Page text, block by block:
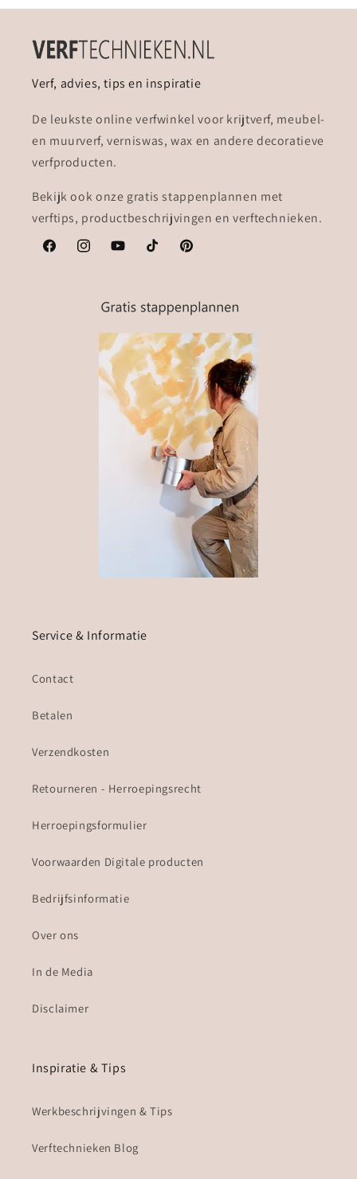
Verf, advies, tips en inspiratie
De leukste online verfwinkel voor krijtverf, meubel-
en muurverf, verniswas, wax en andere decoratieve
verfproducten.
Bekijk ook onze gratis stappenplannen met
verftips, productbeschrijvingen en verftechnieken.
FacebookInstagramYouTubeTikTok Pinterest
Service & Informatie
Contact
Betalen
Verzendkosten
Retourneren - Herroepingsrecht
Herroepingsformulier
Voorwaarden Digitale producten
Bedrijfsinformatie
Over ons
In de Media
Disclaimer
Inspiratie & Tips
Werkbeschrijvingen & Tips
Verftechnieken Blog